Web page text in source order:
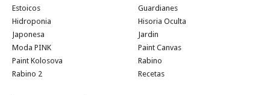
Estoicos
Guardianes
Hidroponia
Hisoria Oculta
Japonesa
Jardin
Moda PINK
Paint Canvas
Paint Kolosova
Rabino
Rabino 2
Recetas